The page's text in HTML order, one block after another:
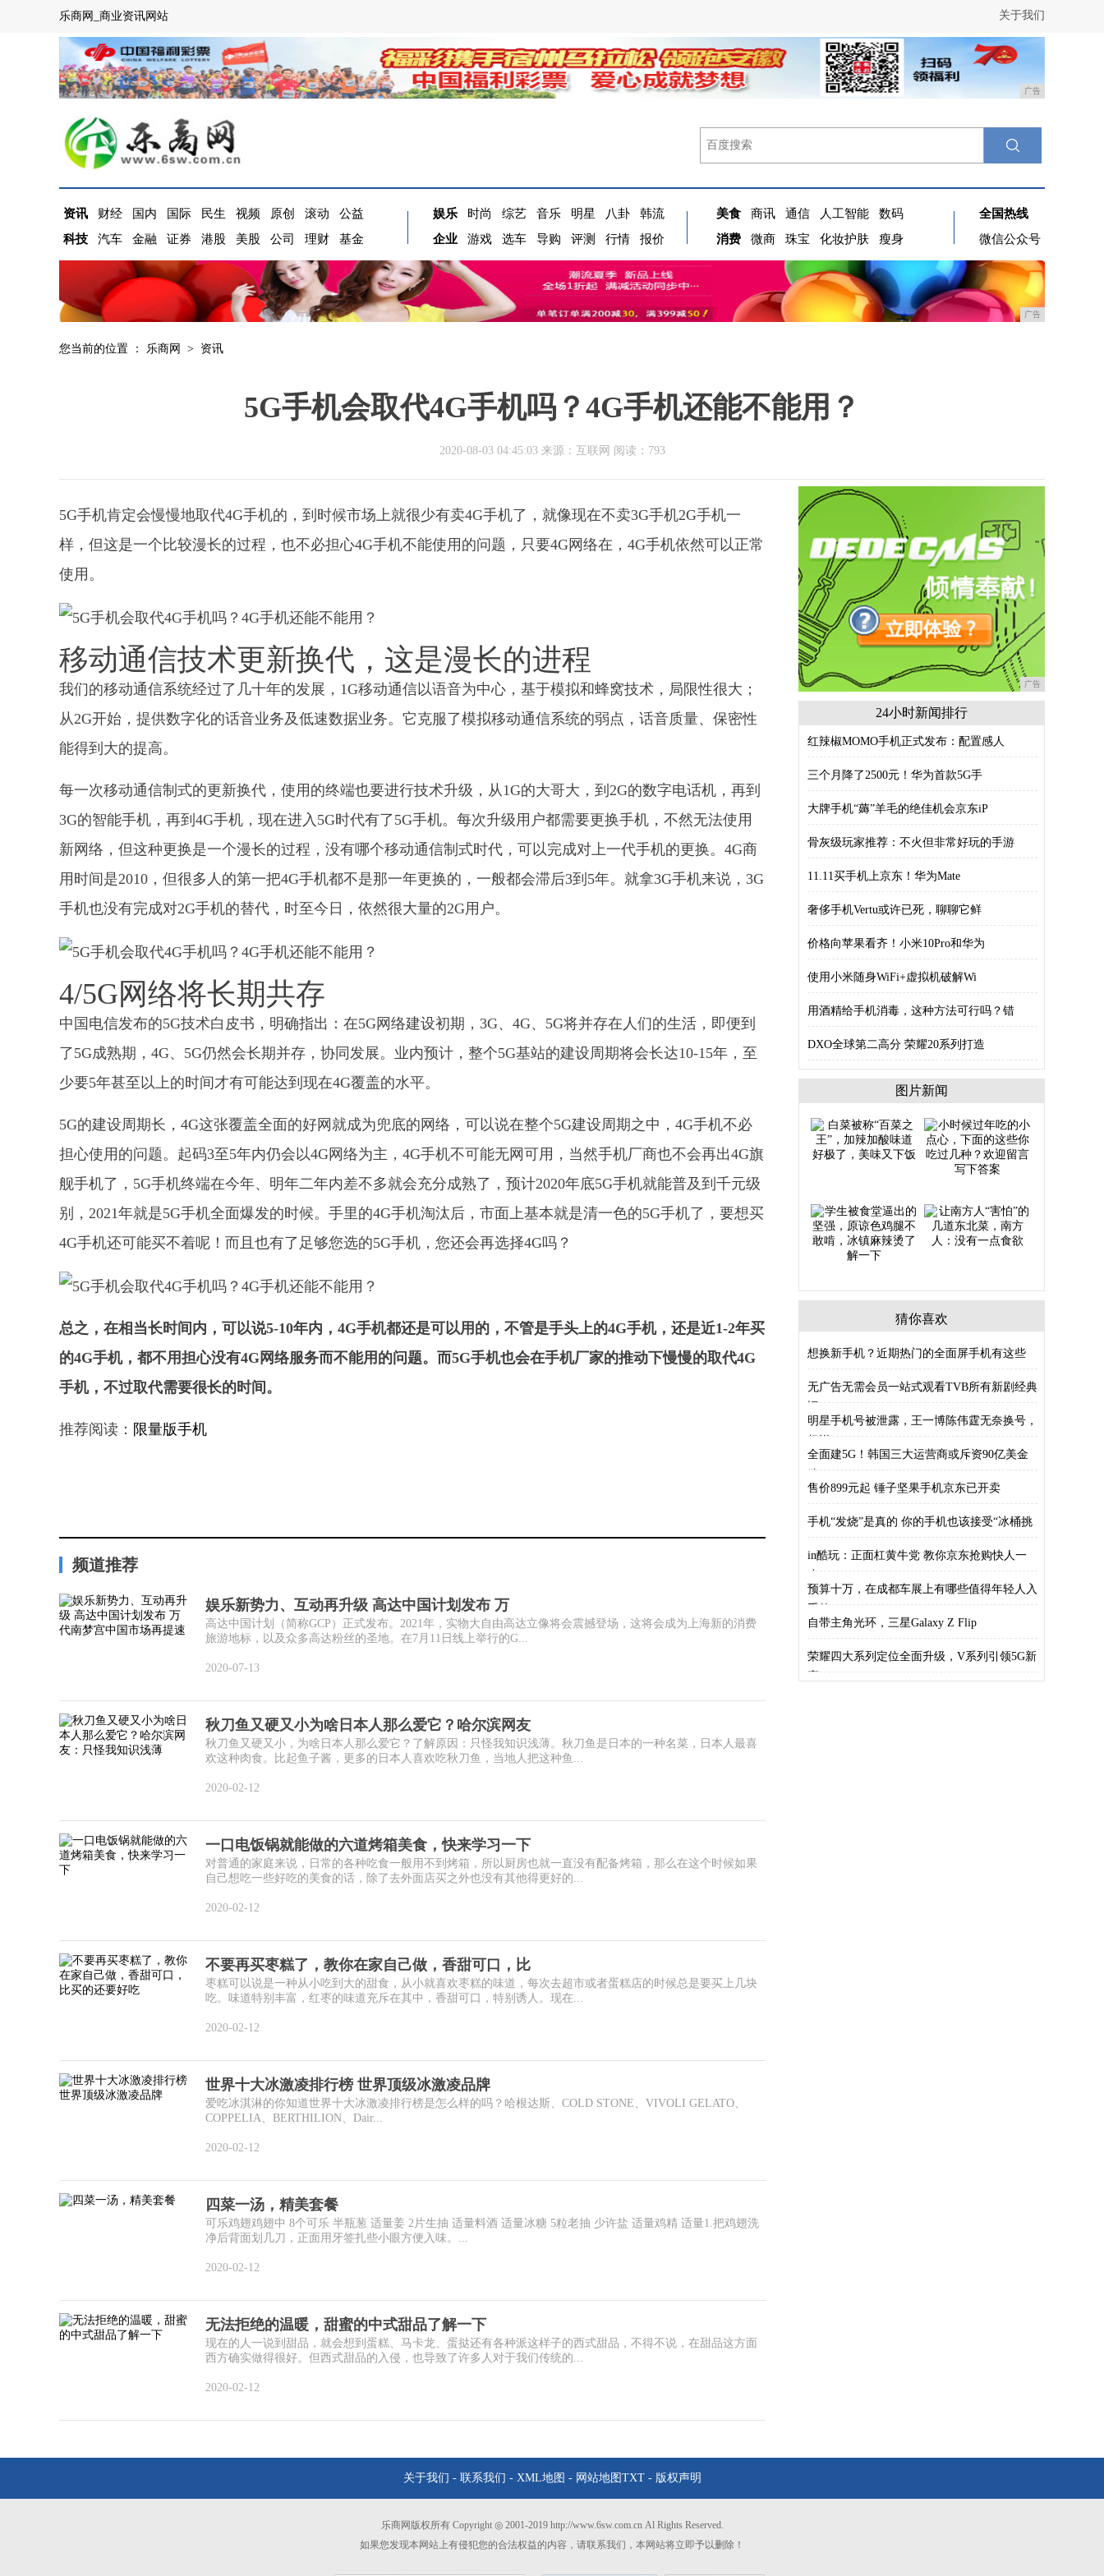
关于我们
乐商网_商业资讯网站
广告
资讯 财经 国内 国际 民生 视频 原创 滚动
公益
科技
汽车 金融 证券 港股 美股 公司 理财 基金
娱乐 时尚 综艺 音乐 明星 八卦
韩流
企业
游戏 选车 导购 评测 行情 报价
美食 商讯 通信 人工智能
数码
消费
微商 珠宝 化妆护肤 瘦身
全国热线
微信公众号
广告
您当前的位置 ： 乐商网 > 资讯
5G手机会取代4G手机吗？4G手机还能不能用？
2020-08-03 04:45:03 来源：互联网 阅读：793
5G手机肯定会慢慢地取代4G手机的，到时候市场上就很少有卖4G手机了，就像现在不卖3G手机2G手机一
样，但这是一个比较漫长的过程，也不必担心4G手机不能使用的问题，只要4G网络在，4G手机依然可以正常
使用。
移动通信技术更新换代，这是漫长的进程
我们的移动通信系统经过了几十年的发展，1G移动通信以语音为中心，基于模拟和蜂窝技术，局限性很大；
从2G开始，提供数字化的话音业务及低速数据业务。它克服了模拟移动通信系统的弱点，话音质量、保密性
能得到大的提高。
每一次移动通信制式的更新换代，使用的终端也要进行技术升级，从1G的大哥大，到2G的数字电话机，再到
3G的智能手机，再到4G手机，现在进入5G时代有了5G手机。每次升级用户都需要更换手机，不然无法使用
新网络，但这种更换是一个漫长的过程，没有哪个移动通信制式时代，可以完成对上一代手机的更换。4G商
用时间是2010，但很多人的第一把4G手机都不是那一年更换的，一般都会滞后3到5年。就拿3G手机来说，3G
手机也没有完成对2G手机的替代，时至今日，依然很大量的2G用户。
4/5G网络将长期共存
中国电信发布的5G技术白皮书，明确指出：在5G网络建设初期，3G、4G、5G将并存在人们的生活，即便到
了5G成熟期，4G、5G仍然会长期并存，协同发展。业内预计，整个5G基站的建设周期将会长达10-15年，至
少要5年甚至以上的时间才有可能达到现在4G覆盖的水平。
5G的建设周期长，4G这张覆盖全面的好网就成为兜底的网络，可以说在整个5G建设周期之中，4G手机不必
担心使用的问题。起码3至5年内仍会以4G网络为主，4G手机不可能无网可用，当然手机厂商也不会再出4G旗
舰手机了，5G手机终端在今年、明年二年内差不多就会充分成熟了，预计2020年底5G手机就能普及到千元级
别，2021年就是5G手机全面爆发的时候。手里的4G手机淘汰后，市面上基本就是清一色的5G手机了，要想买
4G手机还可能买不着呢！而且也有了足够您选的5G手机，您还会再选择4G吗？
总之，在相当长时间内，可以说5-10年内，4G手机都还是可以用的，不管是手头上的4G手机，还是近1-2年买
的4G手机，都不用担心没有4G网络服务而不能用的问题。而5G手机也会在手机厂家的推动下慢慢的取代4G
手机，不过取代需要很长的时间。
推荐阅读： 限量版手机
频道推荐
娱乐新势力、互动再升级 高达中国计划发布 万
高达中国计划（简称GCP）正式发布。2021年，实物大自由高达立像将会震撼登场，这将会成为上海新的消费
旅游地标，以及众多高达粉丝的圣地。在7月11日线上举行的G...
2020-07-13
秋刀鱼又硬又小为啥日本人那么爱它？哈尔滨网友
秋刀鱼又硬又小，为啥日本人那么爱它？了解原因：只怪我知识浅薄。秋刀鱼是日本的一种名菜，日本人最喜
欢这种肉食。比起鱼子酱，更多的日本人喜欢吃秋刀鱼，当地人把这种鱼...
2020-02-12
一口电饭锅就能做的六道烤箱美食，快来学习一下
对普通的家庭来说，日常的各种吃食一般用不到烤箱，所以厨房也就一直没有配备烤箱，那么在这个时候如果
自己想吃一些好吃的美食的话，除了去外面店买之外也没有其他得更好的...
2020-02-12
不要再买枣糕了，教你在家自己做，香甜可口，比
枣糕可以说是一种从小吃到大的甜食，从小就喜欢枣糕的味道，每次去超市或者蛋糕店的时候总是要买上几块
吃。味道特别丰富，红枣的味道充斥在其中，香甜可口，特别诱人。现在...
2020-02-12
世界十大冰激凌排行榜 世界顶级冰激凌品牌
爱吃冰淇淋的你知道世界十大冰激凌排行榜是怎么样的吗？哈根达斯、COLD STONE、VIVOLI GELATO、
COPPELIA、BERTHILION、Dair...
2020-02-12
四菜一汤，精美套餐
可乐鸡翅鸡翅中 8个可乐 半瓶葱 适量姜 2片生抽 适量料酒 适量冰糖 5粒老抽 少许盐 适量鸡精 适量1.把鸡翅洗
净后背面划几刀，正面用牙签扎些小眼方便入味。...
2020-02-12
无法拒绝的温暖，甜蜜的中式甜品了解一下
现在的人一说到甜品，就会想到蛋糕、马卡龙、蛋挞还有各种派这样子的西式甜品，不得不说，在甜品这方面
西方确实做得很好。但西式甜品的入侵，也导致了许多人对于我们传统的...
2020-02-12
广告
24小时新闻排行
红辣椒MOMO手机正式发布：配置感人
三个月降了2500元！华为首款5G手
大牌手机“薅”羊毛的绝佳机会京东iP
骨灰级玩家推荐：不火但非常好玩的手游
11.11买手机上京东！华为Mate
奢侈手机Vertu或许已死，聊聊它鲜
价格向苹果看齐！小米10Pro和华为
使用小米随身WiFi+虚拟机破解Wi
用酒精给手机消毒，这种方法可行吗？错
DXO全球第二高分 荣耀20系列打造
图片新闻
猜你喜欢
想换新手机？近期热门的全面屏手机有这些
无广告无需会员一站式观看TVB所有新剧经典
旧
明星手机号被泄露，王一博陈伟霆无奈换号，
杨洋
全面建5G！韩国三大运营商或斥资90亿美金
购
售价899元起 锤子坚果手机京东已开卖
手机“发烧”是真的 你的手机也该接受“冰桶挑
in酷玩：正面杠黄牛党 教你京东抢购快人一
步
预算十万，在成都车展上有哪些值得年轻人入
手的
自带主角光环，三星Galaxy Z Flip
荣耀四大系列定位全面升级，V系列引领5G新
赛
关于我们 - 联系我们 - XML地图 - 网站地图TXT- 版权声明
乐商网版权所有 Copyright ◎ 2001-2019 http://www.6sw.com.cn Al Rights Reserved.
如果您发现本网站上有侵犯您的合法权益的内容，请联系我们，本网站将立即予以删除！